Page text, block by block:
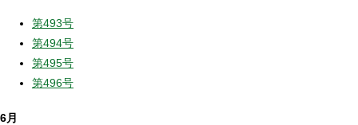
第493号
第494号
第495号
第496号
6月